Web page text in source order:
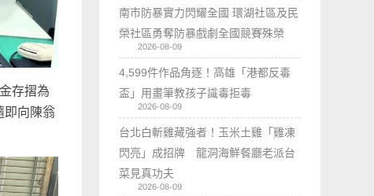
存摺為
即向陳翁
南市防暴實力閃耀全國 環湖社區及民
榮社區勇奪防暴戲劇全國競賽殊榮
2026-08-09
4,599件作品角逐！高雄「港都反毒
盃」用畫筆教孩子識毒拒毒
2026-08-09
台北白斬雞藏強者！玉米土雞「雞凍
閃亮」成招牌 龍洞海鮮餐廳老派台
菜見真功夫
2026-08-09